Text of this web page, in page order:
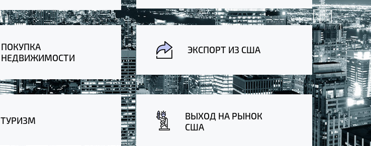
ПОКУПКА
НЕДВИЖИМОСТИ
ЭКСПОРТ ИЗ США
ТУРИЗМ
ВЫХОД НА РЫНОК
США